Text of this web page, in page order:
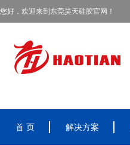
您好，欢迎来到东莞昊天硅胶官网！
首 页 解决方案